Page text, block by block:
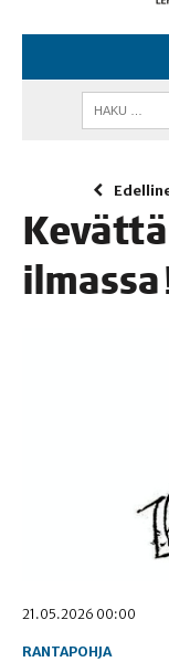
21.05.2026 00:00
RANTAPOHJA